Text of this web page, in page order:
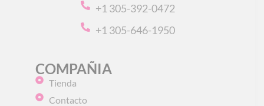
+1 305-392-0472
+1 305-646-1950
COMPAÑIA
Tienda
Contacto